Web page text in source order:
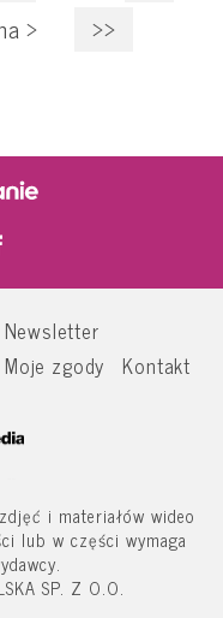
> >>
Newsletter
Moje zgody Kontakt
i materiałów wideo
lub w części wymaga
SP. Z O.O.